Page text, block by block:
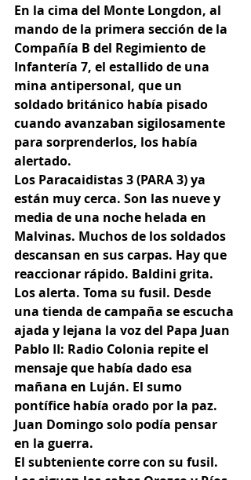
En la cima del Monte Longdon, al
mando de la primera sección de la
Compañía B del Regimiento de
Infantería 7, el estallido de una
mina antipersonal, que un
soldado británico había pisado
cuando avanzaban sigilosamente
para sorprenderlos, los había
alertado.
Los Paracaidistas 3 (PARA 3) ya
están muy cerca. Son las nueve y
media de una noche helada en
Malvinas. Muchos de los soldados
descansan en sus carpas. Hay que
reaccionar rápido. Baldini grita.
Los alerta. Toma su fusil. Desde
una tienda de campaña se escucha
ajada y lejana la voz del Papa Juan
Pablo II: Radio Colonia repite el
mensaje que había dado esa
mañana en Luján. El sumo
pontífice había orado por la paz.
Juan Domingo solo podía pensar
en la guerra.
El subteniente corre con su fusil.